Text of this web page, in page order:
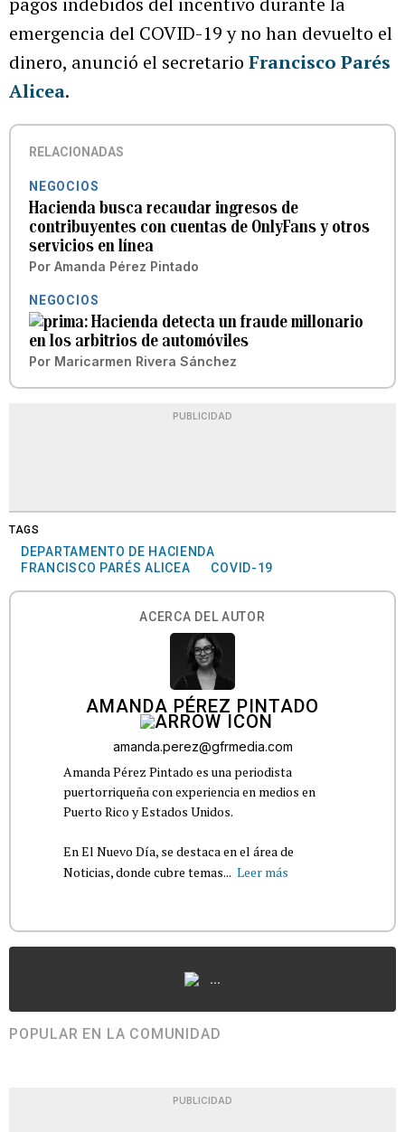
emergencia del COVID-19 y no han devuelto el
dinero, anunció el secretario Francisco Parés
Alicea.
RELACIONADAS
NEGOCIOS
Hacienda busca recaudar ingresos de
contribuyentes con cuentas de OnlyFans y otros
servicios en línea
Por Amanda Pérez Pintado
NEGOCIOS
Hacienda detecta un fraude millonario
en los arbitrios de automóviles
Por Maricarmen Rivera Sánchez
PUBLICIDAD
TAGS
DEPARTAMENTO DE HACIENDA
FRANCISCO PARÉS ALICEA
COVID-19
ACERCA DEL AUTOR
AMANDA PÉREZ PINTADO
amanda.perez@gfrmedia.com
Amanda Pérez Pintado es una periodista
puertorriqueña con experiencia en medios en
Puerto Rico y Estados Unidos.
En El Nuevo Día, se destaca en el área de
Noticias, donde cubre temas... Leer más
...
POPULAR EN LA COMUNIDAD
PUBLICIDAD